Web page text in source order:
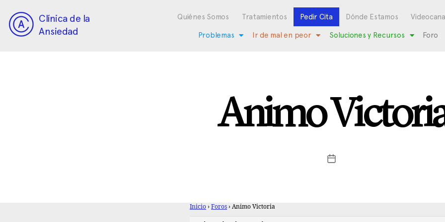
Clínica de la
Ansiedad
Quiénes Somos Tratamientos Pedir Cita Dónde Estamos
Problemas Ir de mal en peor Soluciones y Recursos Foro
Animo
Inicio › Foros › Animo Victoria